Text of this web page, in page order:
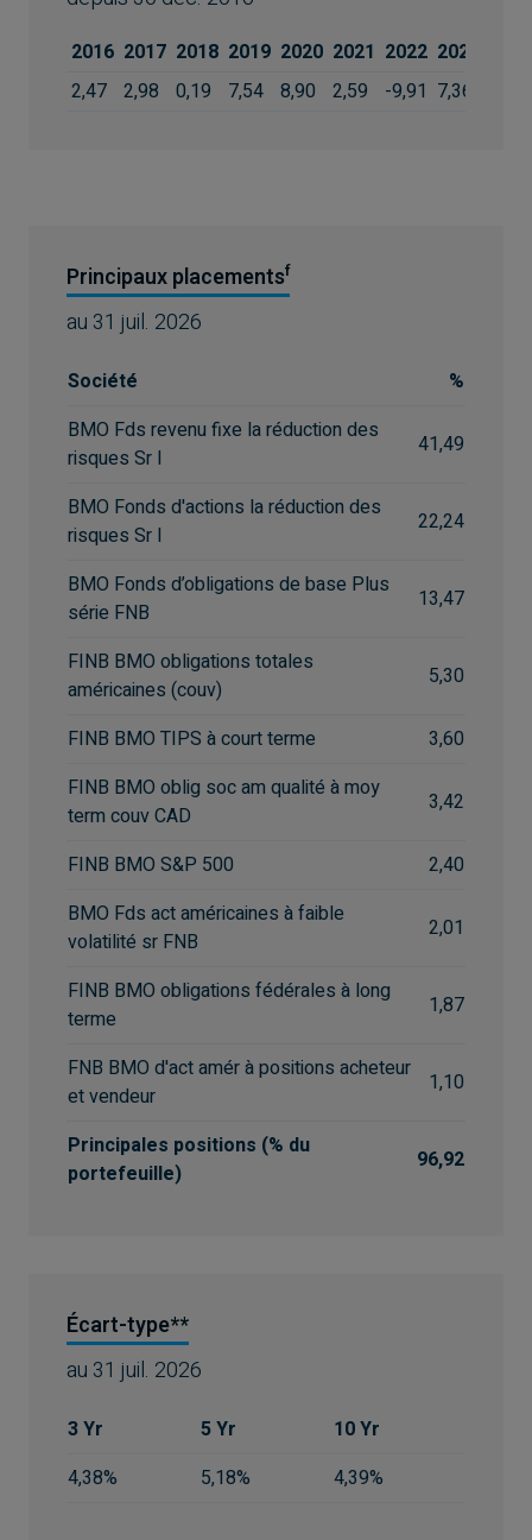
2016 2017 2018 2019 2020 2021 2022 2023
2,47 2,98 0,19 7,54 8,90 2,59 -9,91 7,36
Principaux placementsf
au 31 juil. 2026
Société
%
BMO Fds revenu fixe la réduction des
risques Sr I
41,49
BMO Fonds d'actions la réduction des
risques Sr I
22,24
BMO Fonds d’obligations de base Plus
série FNB
13,47
FINB BMO obligations totales
américaines (couv)
5,30
FINB BMO TIPS à court terme
3,60
FINB BMO oblig soc am qualité à moy
term couv CAD
3,42
FINB BMO S&P 500
2,40
BMO Fds act américaines à faible
volatilité sr FNB
2,01
FINB BMO obligations fédérales à long
terme
1,87
FNB BMO d'act amér à positions acheteur
et vendeur
1,10
Principales positions (% du
portefeuille)
96,92
Écart-type**
au 31 juil. 2026
3 Yr 5 Yr
10 Yr
4,38%
5,18% 4,39%